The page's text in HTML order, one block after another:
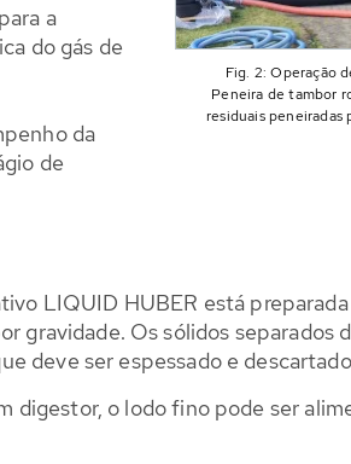
Fig. 2: Operação
Peneira de tambor
residuais peneiradas
a
do gás de
da
de
LIQUID HUBER está
gravidade. Os sólidos separados
deve ser espessado e
digestor, o lodo fino pode ser